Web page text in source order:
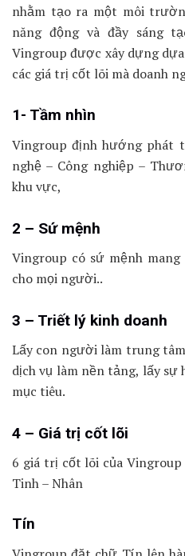
nhằm tạo ra một môi
năng động và đầy sáng
Vingroup được xây dựng
các giá trị cốt lõi mà doanh
1- Tầm nhìn
Vingroup định hướng phát
nghệ – Công nghiệp –
khu vực,
2 – Sứ mệnh
Vingroup có sứ mệnh
cho mọi người..
3 – Triết lý kinh doanh
Lấy con người làm trung
dịch vụ làm nền tảng, lấy sự
mục tiêu.
4 – Giá trị cốt lõi
6 giá trị cốt lõi của
Tinh – Nhân
Tín